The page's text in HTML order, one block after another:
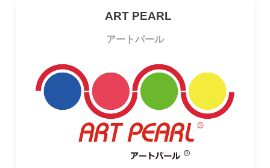
ART PEARL
アートパール